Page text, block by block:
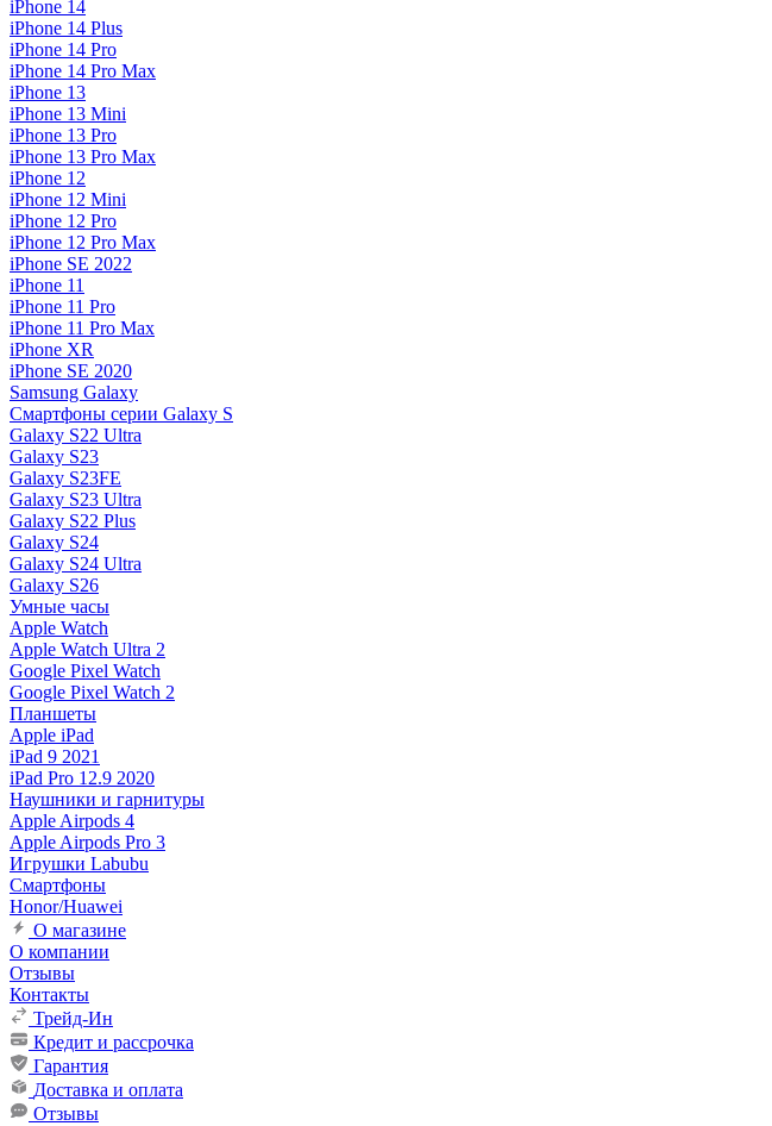
iPhone 14
iPhone 14 Plus
iPhone 14 Pro
iPhone 14 Pro Max
iPhone 13
iPhone 13 Mini
iPhone 13 Pro
iPhone 13 Pro Max
iPhone 12
iPhone 12 Mini
iPhone 12 Pro
iPhone 12 Pro Max
iPhone SE 2022
iPhone 11
iPhone 11 Pro
iPhone 11 Pro Max
iPhone XR
iPhone SE 2020
Samsung Galaxy
Смартфоны серии Galaxy S
Galaxy S22 Ultra
Galaxy S23
Galaxy S23FE
Galaxy S23 Ultra
Galaxy S22 Plus
Galaxy S24
Galaxy S24 Ultra
Galaxy S26
Умные часы
Apple Watch
Apple Watch Ultra 2
Google Pixel Watch
Google Pixel Watch 2
Планшеты
Apple iPad
iPad 9 2021
iPad Pro 12.9 2020
Наушники и гарнитуры
Apple Airpods 4
Apple Airpods Pro 3
Игрушки Labubu
Смартфоны
Honor/Huawei
О магазине
О компании
Отзывы
Контакты
Трейд-Ин
Кредит и рассрочка
Гарантия
Доставка и оплата
Отзывы